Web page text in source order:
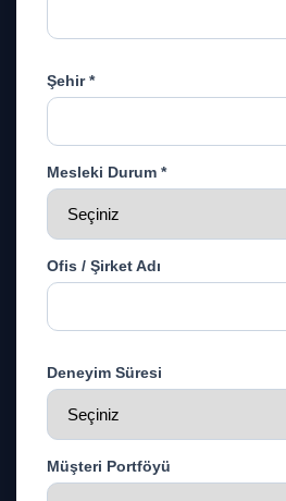
Şehir *
Mesleki Durum *
Ofis / Şirket Adı
Deneyim Süresi
Müşteri Portföyü